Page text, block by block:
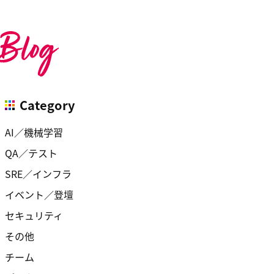
Category
AI／機械学習
QA／テスト
SRE／インフラ
イベント／登壇
セキュリティ
その他
チーム